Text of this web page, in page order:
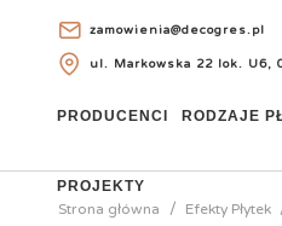
zamowienia@decogres.pl
ul. Markowska 22 lok. U6,
PRODUCENCI RODZAJE
PROJEKTY
Strona główna
Efekty Płytek